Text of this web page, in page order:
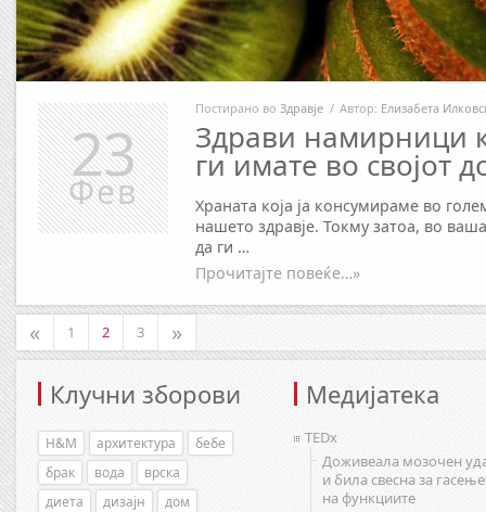
Постирано во Здравје / Автор: Елизабета
Здрави намирници
ги имате во својот
Храната која ја консумираме во
нашето здравје. Токму затоа, во
да ги …
Прочитајте повеќе…»
23
Фев
« 1 2 3 »
Клучни зборови
H&M архитектура
бебе
брак
вода
врска
диета
дизајн
дом
Медијатека
TEDx
Доживеала мозочен
и била свесна за
на функциите